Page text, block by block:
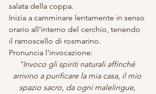
salata della coppa.
Inizia a camminare lentamente in senso
orario all'interno del cerchio, tenendo
il ramoscello di rosmarino.
Pronuncia l'invocazione:
"Invoco gli spiriti naturali affinché
arrivino a purificare la mia casa, il mio
spazio sacro, da ogni malelingue,